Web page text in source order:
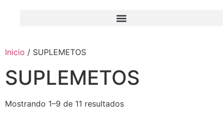
Inicio / SUPLEMETOS
SUPLEMETOS
Mostrando 1–9 de 11 resultados